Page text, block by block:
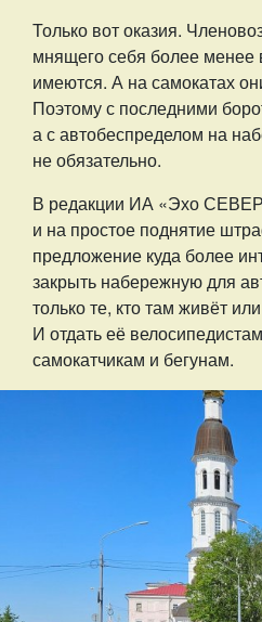
Только вот оказия.
мнящего себя более
имеются. А на самокатах
Поэтому с последними
а с автобеспределом на
не обязательно.
В редакции ИА «Эхо
и на простое поднятие
предложение куда более
закрыть набережную для
только те, кто там живёт
И отдать её
самокатчикам и бегунам.